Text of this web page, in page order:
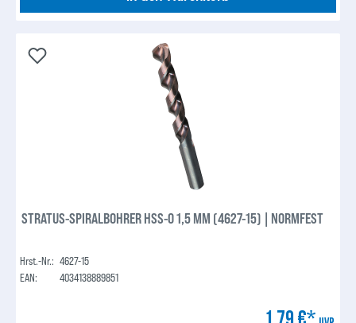
STRATUS-SPIRALBOHRER HSS-O 1,5 MM (4627-15) | NORMFEST
Hrst.-Nr.: 4627-15
EAN:
4034138889851
1,79 €*